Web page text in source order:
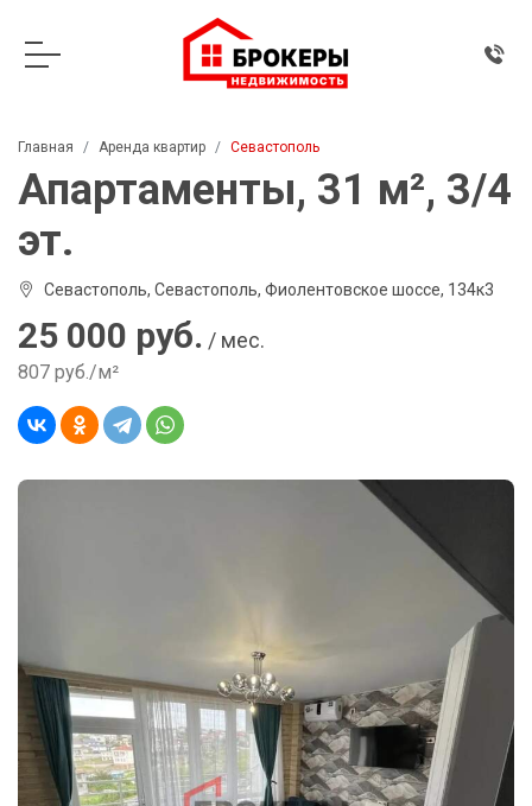
Главная Аренда квартир Севастополь
Апартаменты, 31 м², 3/4
эт.
Севастополь, Севастополь, Фиолентовское шоссе, 134к3
25 000 руб. / мес.
807 руб./м²